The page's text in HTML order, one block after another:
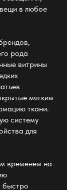
в любое
рода
витрины
мягким
ткани.
систему
для
временем на
быстро